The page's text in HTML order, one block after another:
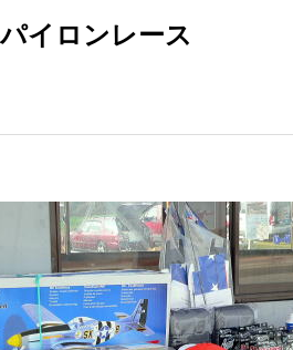
イロンレース